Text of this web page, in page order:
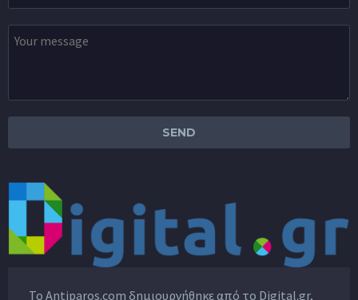
Το Antiparos.com δημιουργήθηκε από το Digital.gr,